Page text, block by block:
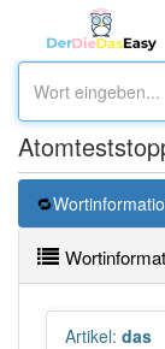
Artikel: das